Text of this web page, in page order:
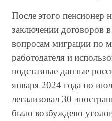
После этого пенсионер
заключении договоров
вопросам миграции по
работодателя и
подставные данные
января 2024 года по
легализовал 30
было возбуждено